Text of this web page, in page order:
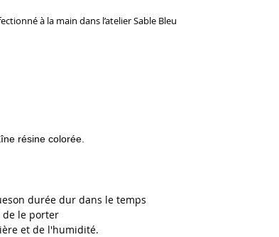
à la main dans l’atelier Sable Bleu
résine colorée.
durée dur dans le temps
de le porter
et de l'humidité.